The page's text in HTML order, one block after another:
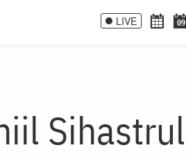
LIVE 09
Sihastrul